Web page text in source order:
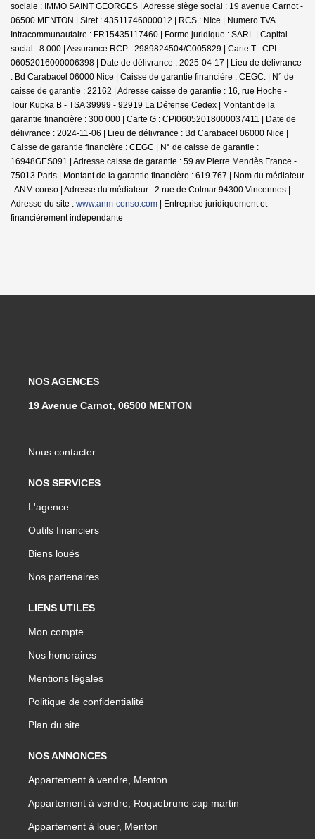
sociale : IMMO SAINT GEORGES | Adresse siège social : 19 avenue Carnot -
06500 MENTON | Siret : 43511746000012 | RCS : NIce | Numero TVA
Intracommunautaire : FR15435117460 | Forme juridique : SARL | Capital
social : 8 000 | Assurance RCP : 2989824504/C005829 | Carte T : CPI
06052016000006398 | Date de délivrance : 2025-04-17 | Lieu de délivrance
: Bd Carabacel 06000 Nice | Caisse de garantie financière : CEGC. | N° de
caisse de garantie : 22162 | Adresse caisse de garantie : 16, rue Hoche -
Tour Kupka B - TSA 39999 - 92919 La Défense Cedex | Montant de la
garantie financière : 300 000 | Carte G : CPI06052018000037411 | Date de
délivrance : 2024-11-06 | Lieu de délivrance : Bd Carabacel 06000 Nice |
Caisse de garantie financière : CEGC | N° de caisse de garantie :
16948GES091 | Adresse caisse de garantie : 59 av Pierre Mendès France -
75013 Paris | Montant de la garantie financière : 619 767 | Nom du médiateur
: ANM conso | Adresse du médiateur : 2 rue de Colmar 94300 Vincennes |
Adresse du site : www.anm-conso.com | Entreprise juridiquement et
financièrement indépendante
NOS AGENCES
19 Avenue Carnot, 06500 MENTON
Nous contacter
NOS SERVICES
L'agence
Outils financiers
Biens loués
Nos partenaires
LIENS UTILES
Mon compte
Nos honoraires
Mentions légales
Politique de confidentialité
Plan du site
NOS ANNONCES
Appartement à vendre, Menton
Appartement à vendre, Roquebrune cap martin
Appartement à louer, Menton